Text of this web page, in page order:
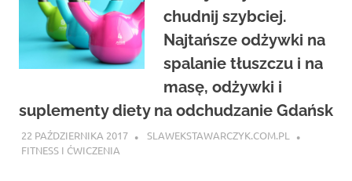
chudnij szybciej.
Najtańsze odżywki na
spalanie tłuszczu i na
masę, odżywki i
suplementy diety na odchudzanie Gdańsk
22 PAŹDZIERNIKA 2017
SLAWEKSTAWARCZYK.COM.PL
FITNESS I ĆWICZENIA